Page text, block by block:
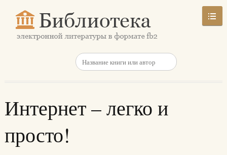
Интернет – легко и
просто!